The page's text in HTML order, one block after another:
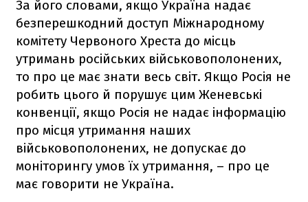
За його словами, якщо Україна надає
безперешкодний доступ Міжнародному
комітету Червоного Хреста до місць
утримань російських військовополонених,
то про це має знати весь світ. Якщо Росія не
робить цього й порушує цим Женевські
конвенції, якщо Росія не надає інформацію
про місця утримання наших
військовополонених, не допускає до
моніторингу умов їх утримання, – про це
має говорити не Україна.